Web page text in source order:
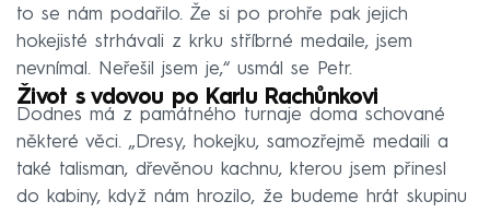
to se nám podařilo. Že si po prohře pak jejich
hokejisté strhávali z krku stříbrné medaile, jsem
nevnímal. Neřešil jsem je,“ usmál se Petr.
Život s vdovou po Karlu Rachůnkovi
Dodnes má z památného turnaje doma schované
některé věci. „Dresy, hokejku, samozřejmě medaili a
také talisman, dřevěnou kachnu, kterou jsem přinesl
do kabiny, když nám hrozilo, že budeme hrát skupinu